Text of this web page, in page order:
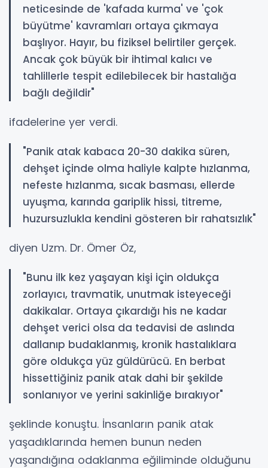
neticesinde de 'kafada kurma' ve 'çok
büyütme' kavramları ortaya çıkmaya
başlıyor. Hayır, bu fiziksel belirtiler gerçek.
Ancak çok büyük bir ihtimal kalıcı ve
tahlillerle tespit edilebilecek bir hastalığa
bağlı değildir"
ifadelerine yer verdi.
"Panik atak kabaca 20-30 dakika süren,
dehşet içinde olma haliyle kalpte hızlanma,
nefeste hızlanma, sıcak basması, ellerde
uyuşma, karında gariplik hissi, titreme,
huzursuzlukla kendini gösteren bir rahatsızlık"
diyen Uzm. Dr. Ömer Öz,
"Bunu ilk kez yaşayan kişi için oldukça
zorlayıcı, travmatik, unutmak isteyeceği
dakikalar. Ortaya çıkardığı his ne kadar
dehşet verici olsa da tedavisi de aslında
dallanıp budaklanmış, kronik hastalıklara
göre oldukça yüz güldürücü. En berbat
hissettiğiniz panik atak dahi bir şekilde
sonlanıyor ve yerini sakinliğe bırakıyor"
şeklinde konuştu. İnsanların panik atak
yaşadıklarında hemen bunun neden
yaşandığına odaklanma eğiliminde olduğunu